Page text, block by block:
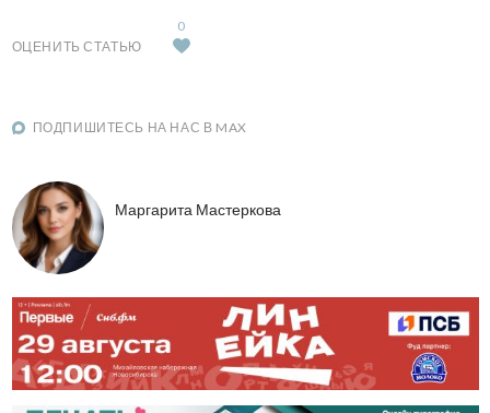
ОЦЕНИТЬ СТАТЬЮ
0
ПОДПИШИТЕСЬ НА НАС В MAX
Маргарита Мастеркова